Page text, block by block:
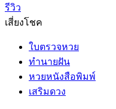
รีวิว
เสี่ยงโชค
ใบตรวจหวย
ทำนายฝัน
หวยหนังสือพิมพ์
เสริมดวง